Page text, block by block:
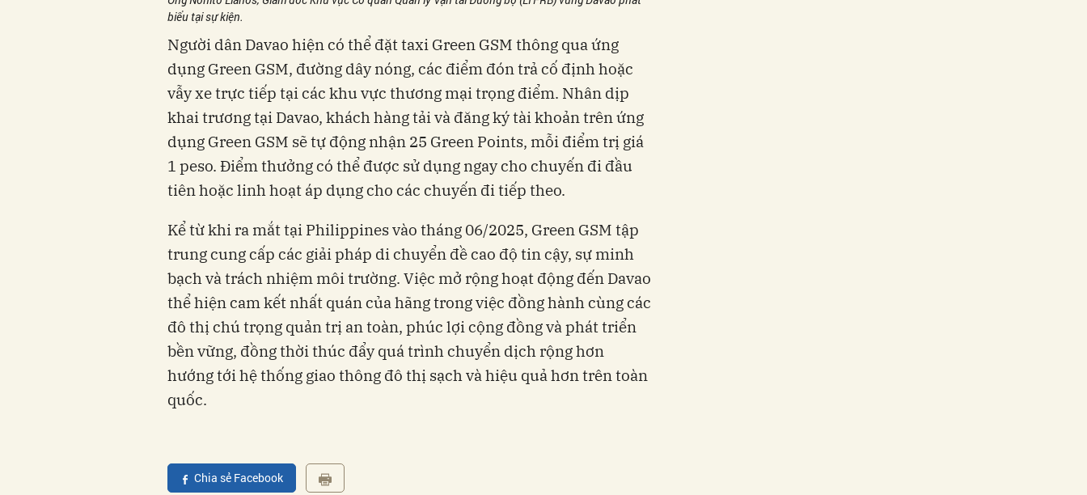
biểu tại sự kiện.
Người dân Davao hiện có thể đặt taxi Green GSM thông qua ứng
dụng Green GSM, đường dây nóng, các điểm đón trả cố định hoặc
vẫy xe trực tiếp tại các khu vực thương mại trọng điểm. Nhân dịp
khai trương tại Davao, khách hàng tải và đăng ký tài khoản trên ứng
dụng Green GSM sẽ tự động nhận 25 Green Points, mỗi điểm trị giá
1 peso. Điểm thưởng có thể được sử dụng ngay cho chuyến đi đầu
tiên hoặc linh hoạt áp dụng cho các chuyến đi tiếp theo.
Kể từ khi ra mắt tại Philippines vào tháng 06/2025, Green GSM tập
trung cung cấp các giải pháp di chuyển đề cao độ tin cậy, sự minh
bạch và trách nhiệm môi trường. Việc mở rộng hoạt động đến Davao
thể hiện cam kết nhất quán của hãng trong việc đồng hành cùng các
đô thị chú trọng quản trị an toàn, phúc lợi cộng đồng và phát triển
bền vững, đồng thời thúc đẩy quá trình chuyển dịch rộng hơn
hướng tới hệ thống giao thông đô thị sạch và hiệu quả hơn trên toàn
quốc.
Chia sẻ Facebook